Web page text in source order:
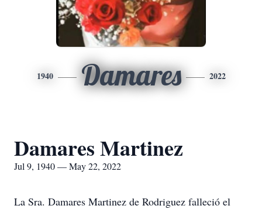
1940 Damares 2022
Damares Martinez
Jul 9, 1940 — May 22, 2022
La Sra. Damares Martinez de Rodriguez falleció el